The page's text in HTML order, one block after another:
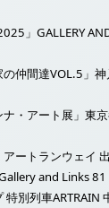
」GALLERY
の仲間達VOL.5」
ナ・アート展」東
ートランウェイ
and Links
特別列車ARTRAIN